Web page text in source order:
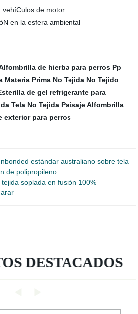
vehíCulos de motor
en la esfera ambiental
de hierba para perros Pp
Materia Prima No Tejida No Tejido
de gel refrigerante para
Tela No Tejida Paisaje Alfombrilla
exterior para perros
estándar australiano sobre tela
de polipropileno
soplada en fusión 100%
DESTACADOS